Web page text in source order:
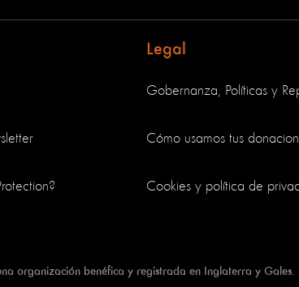
Legal
Gobernanza, Políticas y
Cómo usamos tus
Cookies y política de
organización benéfica y registrada en Inglaterra y